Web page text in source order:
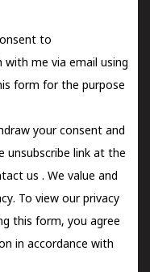
to
me via email using
form for the purpose
your consent and
unsubscribe link at the
us . We value and
To view our privacy
this form, you agree
in accordance with